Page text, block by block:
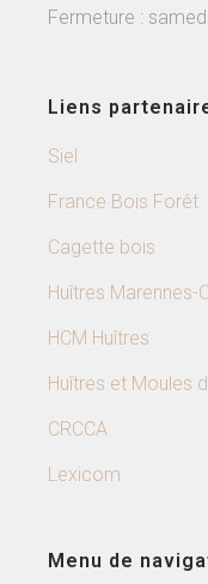
Fermeture :
Liens
Siel
France Bois Forêt
Cagette bois
Huîtres Marennes-
HCM Huîtres
Huîtres et Moules
CRCCA
Lexicom
Menu de